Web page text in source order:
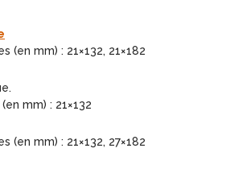
(en mm) : 21×132, 21×182
mm) : 21×132
(en mm) : 21×132, 27×182